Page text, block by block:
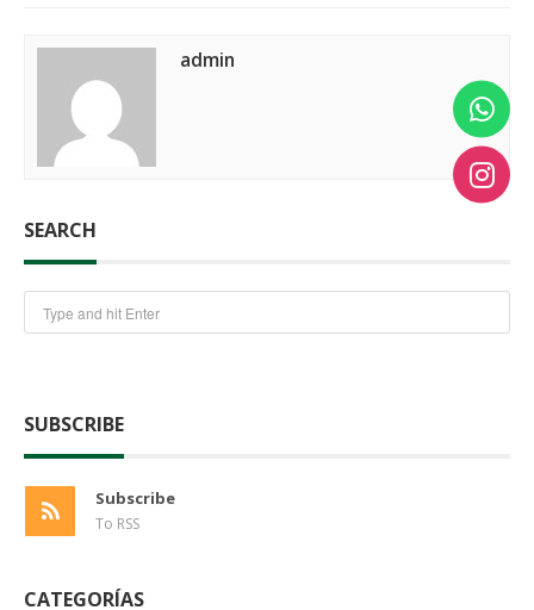
admin
SEARCH
SUBSCRIBE
Subscribe
To RSS
CATEGORÍAS